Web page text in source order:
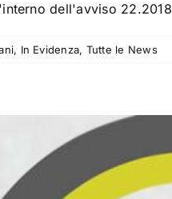
dell'avviso 22.2018
, In Evidenza, Tutte le News